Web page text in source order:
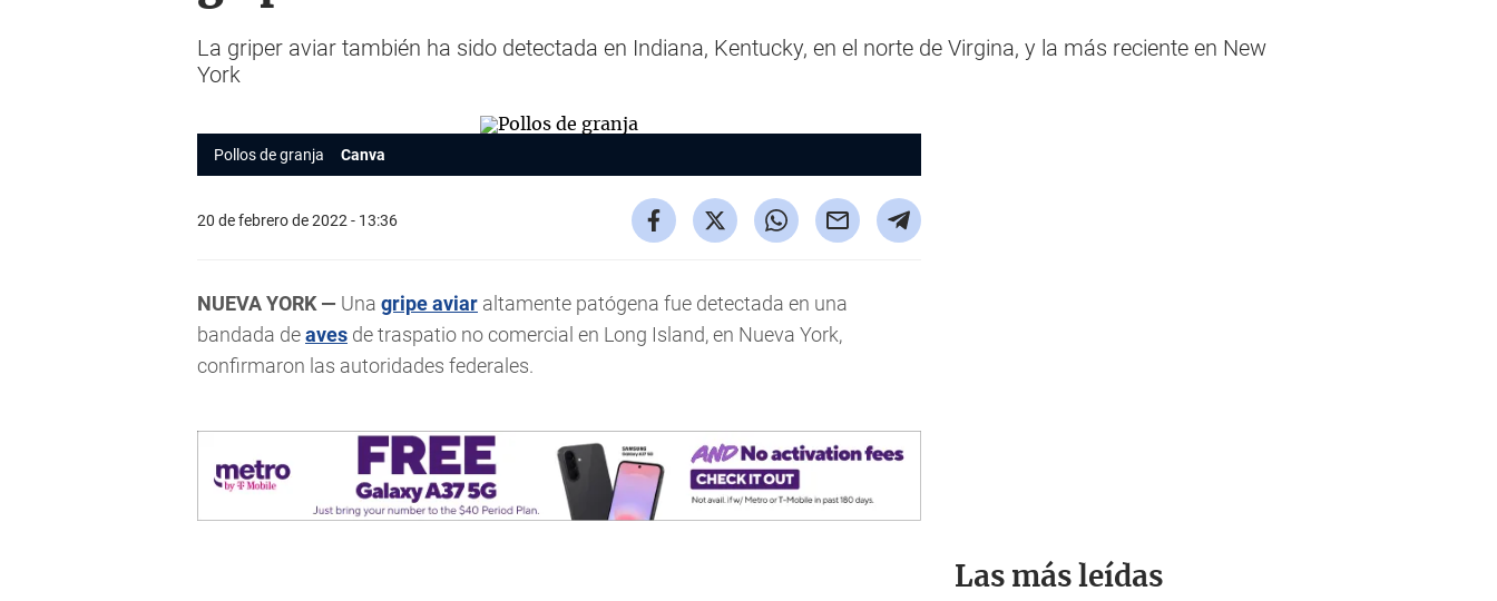
La griper aviar también ha sido detectada en Indiana, Kentucky, en el norte de Virgina, y la más reciente en New
York
Pollos de granja Canva
20 de febrero de 2022 - 13:36
NUEVA YORK — Una gripe aviar altamente patógena fue detectada en una
bandada deaves de traspatio no comercial en Long Island, en Nueva York,
confirmaron las autoridades federales.
Las más leídas